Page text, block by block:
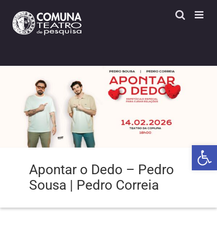
content
Apontar o Dedo – Pedro
Sousa | Pedro Correia